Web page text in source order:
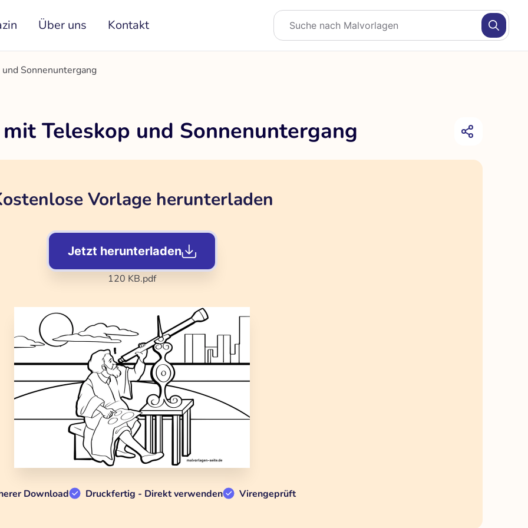
Über uns Kontakt
Sonnenuntergang
Teleskop und Sonnenuntergang
Vorlage herunterladen
Jetzt herunterladen
120 KB.pdf
Download Druckfertig - Direkt verwenden Virengeprüft